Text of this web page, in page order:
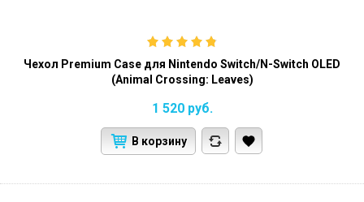
Чехол Premium Case для Nintendo Switch/N-Switch OLED
(Animal Crossing: Leaves)
1 520 руб.
В корзину